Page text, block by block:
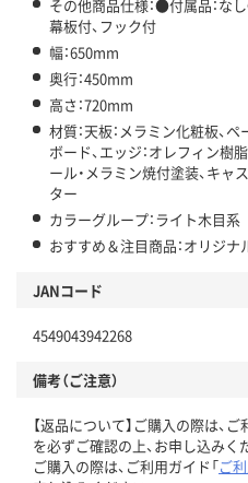
その他商品仕様：●付属品：な
幕板付、フック付
幅：650mm
奥行：450mm
高さ：720mm
材質：天板：メラミン化粧板、
ボード、エッジ：オレフィン樹脂
ール・メラミン焼付塗装、キャ
ター
カラーグループ：ライト木目系
おすすめ＆注目商品：オリジナ
JANコード
4549043942268
備考（ご注意）
【返品について】ご購入の際は、
を必ずご確認の上、お申し込みく
ご購入の際は、ご利用ガイド「ご